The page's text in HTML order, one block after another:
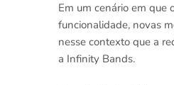
Em um cenário em que
funcionalidade, novas
nesse contexto que a
a Infinity Bands.